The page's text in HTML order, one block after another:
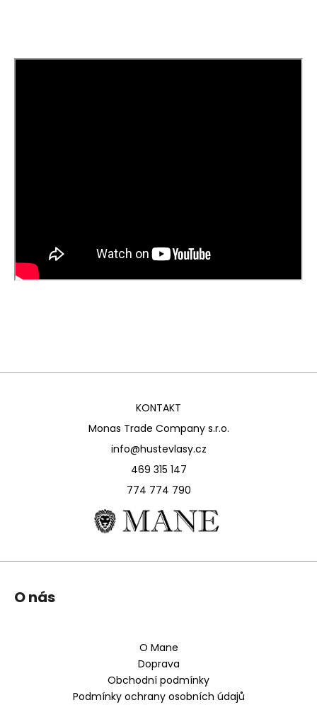
KONTAKT
Monas Trade Company s.r.o.
info@hustevlasy.cz
469 315 147
774 774 790
O nás
O Mane
Doprava
Obchodní podmínky
Podmínky ochrany osobních údajů